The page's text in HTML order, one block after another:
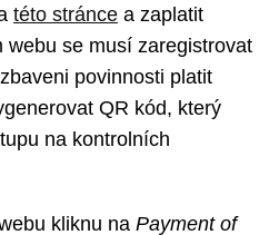
této stránce a zaplatit
webu se musí zaregistrovat
povinnosti platit
QR kód, který
na kontrolních
kliknu na Payment of